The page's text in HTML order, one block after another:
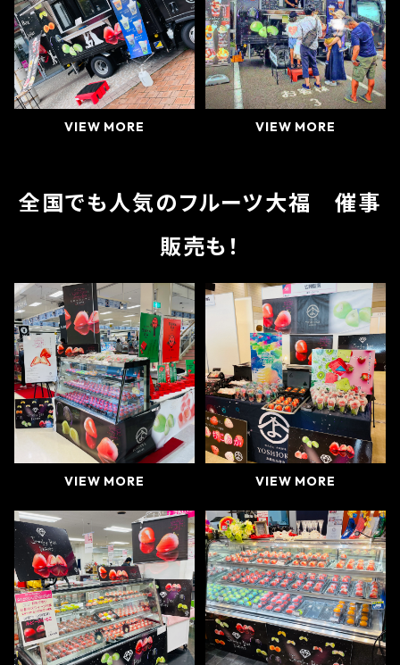
VIEW MORE VIEW MORE
全国でも人気のフルーツ大福 催事
販売も！
VIEW MORE VIEW MORE